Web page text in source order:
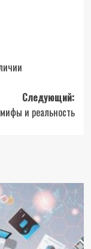
Следующий:
и реальность